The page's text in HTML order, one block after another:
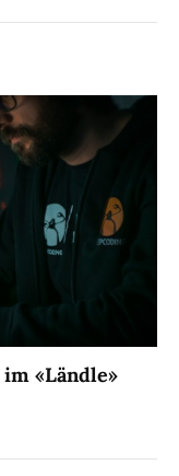
«Ländle»